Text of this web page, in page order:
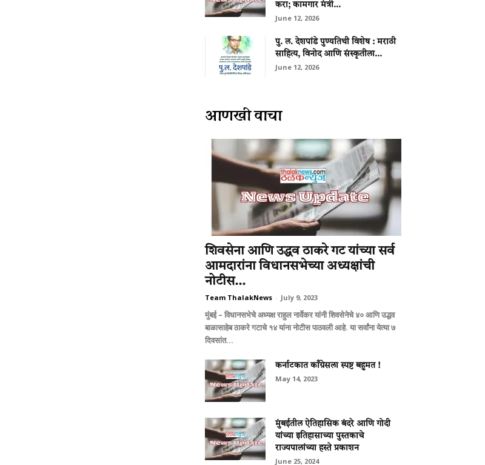
करा; कामगार मंत्री...
June 12, 2026
पु. ल. देशपांडे पुण्यतिथी विशेष : मराठी
साहित्य, विनोद आणि संस्कृतीला...
June 12, 2026
आणखी वाचा
शिवसेना आणि उद्धव ठाकरे गट यांच्या सर्व
आमदारांना विधानसभेच्या अध्यक्षांची
नोटीस...
Team ThalakNews - July 9, 2023
मुंबई – विधानसभेचे अध्यक्ष राहुल नार्वेकर यांनी शिवसेनेचे ४० आणि उद्धव
बाळासाहेब ठाकरे गटाचे १४ यांना नोटीस पाठवली आहे. या सर्वांना येत्या ७
दिवसांत...
कर्नाटकात काँग्रेसला स्पष्ट बहुमत !
May 14, 2023
मुंबईतील ऐतिहासिक बंदरे आणि गोदी
यांच्या इतिहासाच्या पुस्तकाचे
राज्यपालांच्या हस्ते प्रकाशन
June 25, 2024